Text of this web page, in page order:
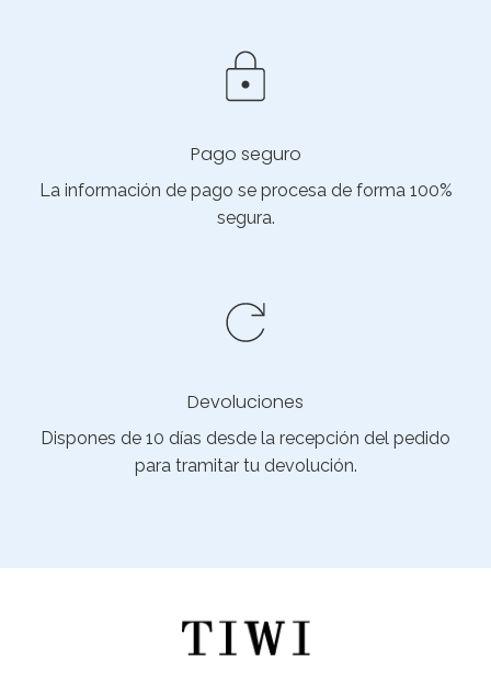
Pago seguro
La información de pago se procesa de forma 100%
segura.
Devoluciones
Dispones de 10 días desde la recepción del pedido
para tramitar tu devolución.